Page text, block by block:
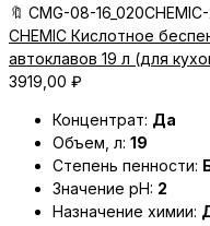
🔖 CMG-08-
CHEMIC Кислотное
автоклавов 19 л (для
3919,00 ₽
Концентрат: Да
Объем, л: 19
Степень пенности:
Значение pH: 2
Назначение химии: